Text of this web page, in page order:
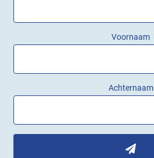
Voornaam
Achternaam